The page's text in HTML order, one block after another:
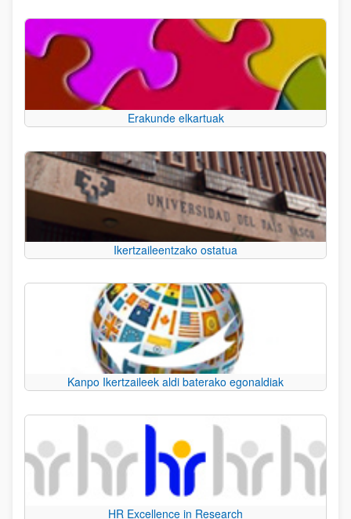
Erakunde elkartuak
Ikertzaileentzako ostatua
Kanpo Ikertzaileek aldi baterako egonaldiak
HR Excellence in Research